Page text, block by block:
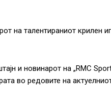
на талентираниот крилен
и новинарот на „RMC
во редовите на